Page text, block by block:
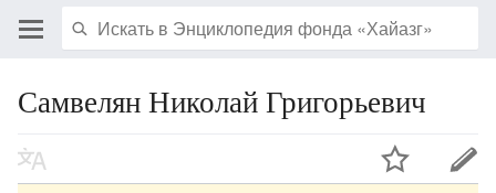
Самвелян Николай Григорьевич